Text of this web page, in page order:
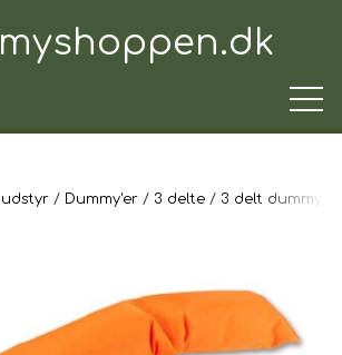
HUNDEN
Dummy'er 3 delte 3 delt dummy